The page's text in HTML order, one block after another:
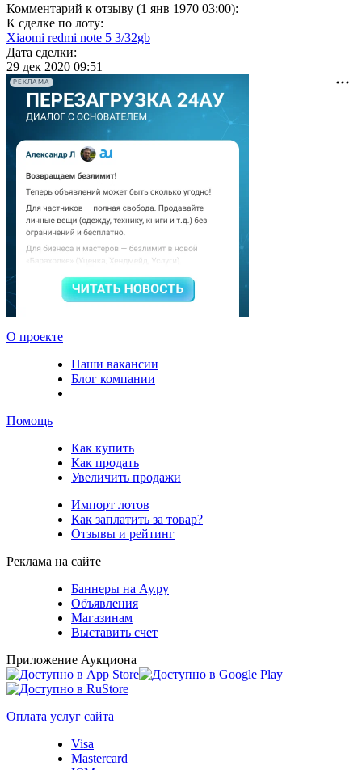
Комментарий к отзыву (1 янв 1970 03:00):
К сделке по лоту:
Xiaomi redmi note 5 3/32gb
Дата сделки:
29 дек 2020 09:51
РЕКЛАМА
О проекте
Наши вакансии
Блог компании
Помощь
Как купить
Как продать
Увеличить продажи
Импорт лотов
Как заплатить за товар?
Отзывы и рейтинг
Реклама на сайте
Баннеры на Ау.ру
Объявления
Магазинам
Выставить счет
Приложение Аукциона
Оплата услуг сайта
Visa
Mastercard